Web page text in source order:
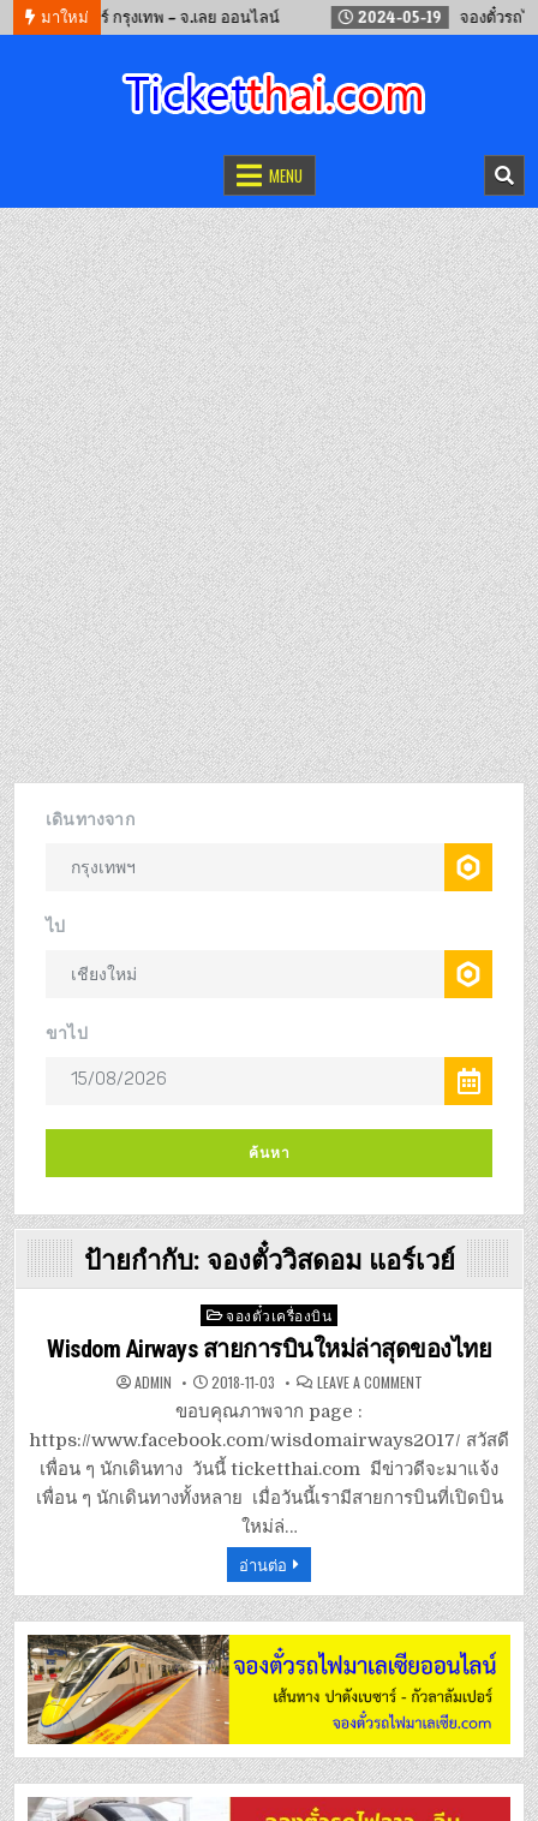
มาใหม่
จองรถทัวร์ กรุงเทพ – จ.เลย ออนไลน์ 2024-05-19 จองตั๋วรถไฟจีน
MENU
ป้ายกำกับ: จองตั๋ววิสดอม แอร์เวย์
Posted
in
จองตั๋วเครื่องบิน
Wisdom Airways สายการบินใหม่ล่าสุดของไทย
ADMIN 2018-11-03 LEAVE A COMMENTON
การ
บิน
ใหม่
ล่าสุด
ของ
ไทย
ขอบคุณภาพจาก page :
https://www.facebook.com/wisdomairways2017/ สวัสดี
เพื่อน ๆ นักเดินทาง วันนี้ ticketthai.com มีข่าวดีจะมาแจ้ง
เพื่อน ๆ นักเดินทางทั้งหลาย เมื่อวันนี้เรามีสายการบินที่เปิดบิน
ใหม่ล่…
อ่านต่อ